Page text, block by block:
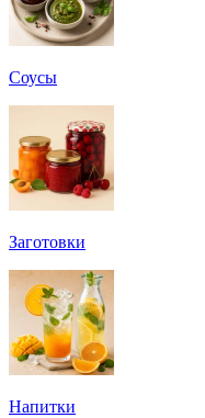
Соусы
Заготовки
Напитки